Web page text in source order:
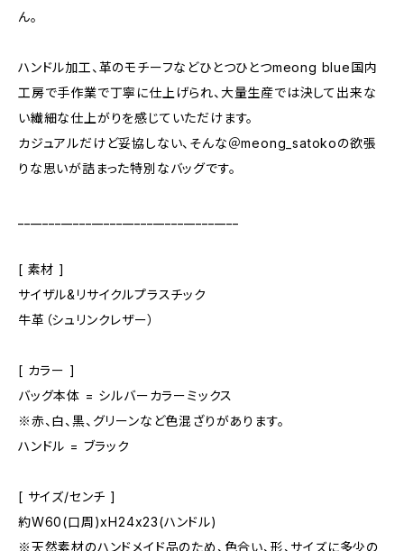
ん。
ハンドル加工、革のモチーフなどひとつひとつmeong blue国内
工房で手作業で丁寧に仕上げられ、大量生産では決して出来な
い繊細な仕上がりを感じていただけます。
カジュアルだけど妥協しない、そんな＠meong_satokoの欲張
りな思いが詰まった特別なバッグです。
[ 素材 ]
サイザル&リサイクルプラスチック
牛革（シュリンクレザー）
[ カラー ]
バッグ本体 = シルバーカラーミックス
※赤、白、黒、グリーンなど色混ざりがあります。
ハンドル = ブラック
[ サイズ/センチ ]
約W60(口周)xH24x23(ハンドル)
※天然素材のハンドメイド品のため、色合い、形、サイズに多少の